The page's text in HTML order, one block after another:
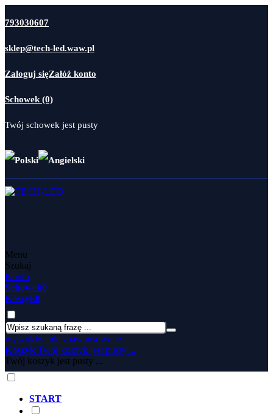
793030607
sklep@tech-led.waw.pl
Zaloguj sięZałóż konto
Schowek (0)
Twój schowek jest pusty
Menu
Szukaj
Konto
Schowek0
Koszyk0
wyszukiwanie zaawansowane
Koszyk Twój koszyk jest pusty ...
Twój koszyk jest pusty ...
START